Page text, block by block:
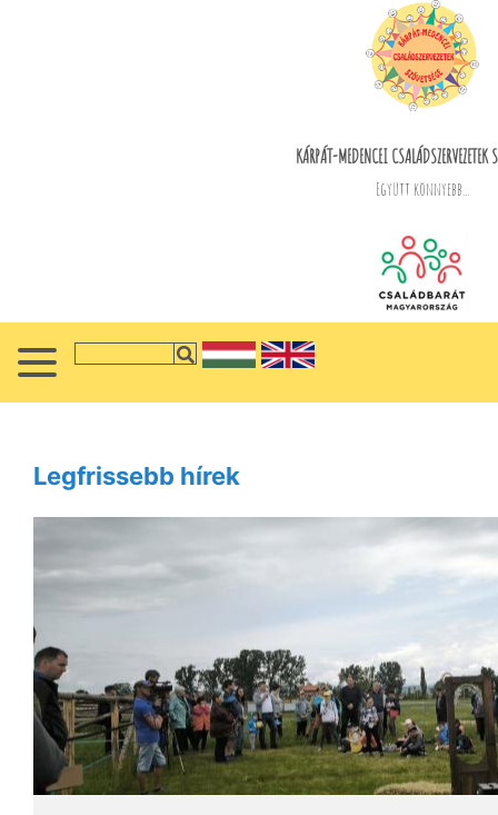
KÁRPÁT-MEDENCEI CSALÁDSZERVEZETEK
Együtt könnyebb...
Legfrissebb hírek